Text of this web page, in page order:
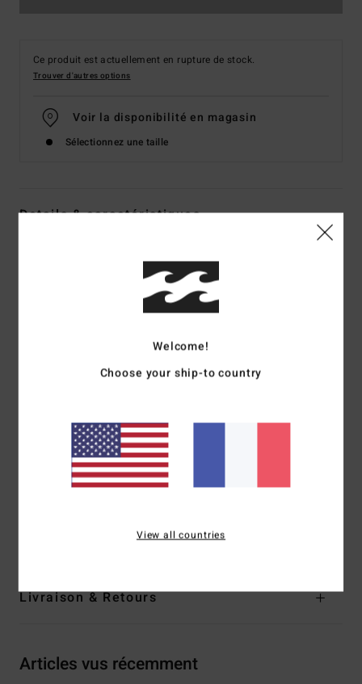
Ce produit est actuellement en rupture de stock.
Trouver d'autres options
Voir la disponibilité en magasin
Sélectionnez une taille
Details & caractéristiques
Code couleur
coton [160 g/m²]
coupe regular
Logotage :Sérigraphie à l'encre douce
Label thermocollé sur la nuque
Étiquette logotée sur la couture latérale
Traçabilité du produit (Loi Agec)
Livraison & Retours
Articles vus récemment
Welcome!
Choose your ship-to country
View all countries